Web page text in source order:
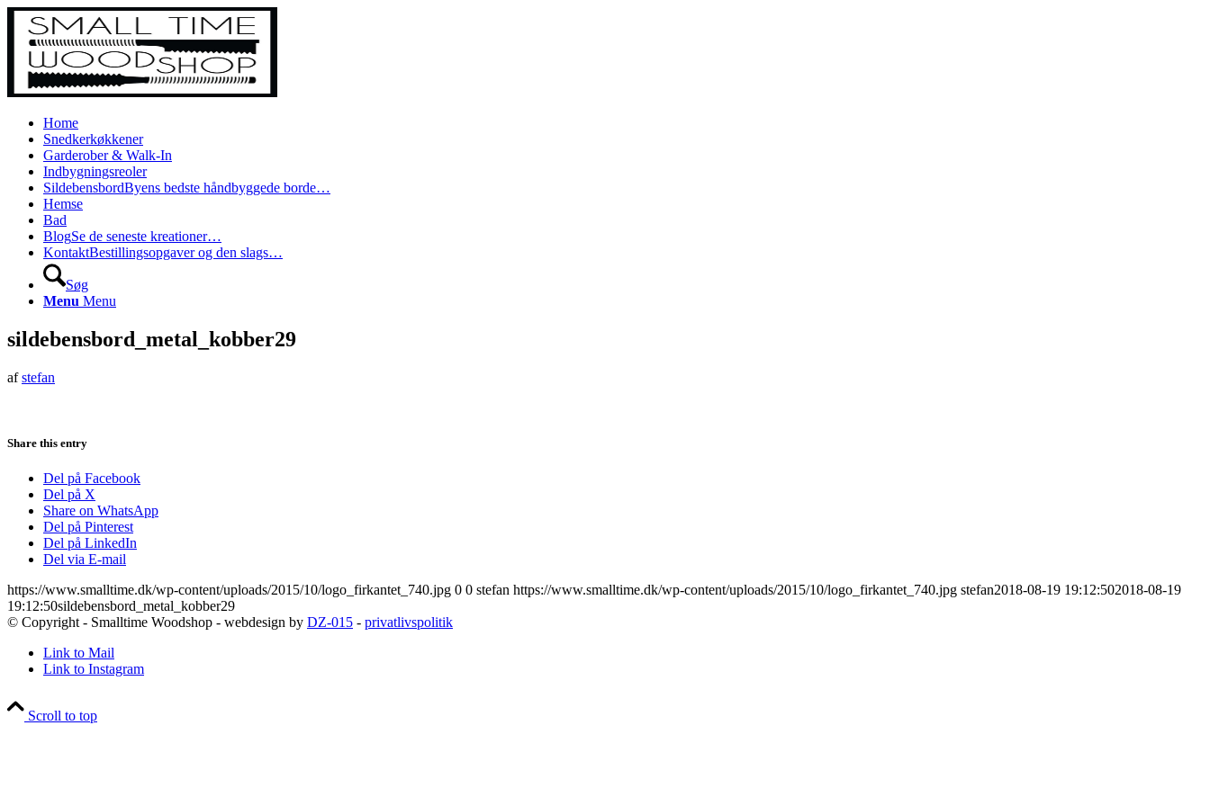
Home
Snedkerkøkkener
Garderober & Walk-In
Indbygningsreoler
SildebensbordByens bedste håndbyggede borde…
Hemse
Bad
BlogSe de seneste kreationer…
KontaktBestillingsopgaver og den slags…
Søg
Menu Menu
sildebensbord_metal_kobber29
afstefan
Share this entry
Del på Facebook
Del på X
Share on WhatsApp
Del på Pinterest
Del på LinkedIn
Del via E-mail
https://www.smalltime.dk/wp-content/uploads/2015/10/logo_firkantet_740.jpg 0 0 stefan https://www.smalltime.dk/wp-content/uploads/2015/10/logo_firkantet_740.jpg stefan2018-08-19 19:12:502018-08-19
19:12:50sildebensbord_metal_kobber29
© Copyright - Smalltime Woodshop - webdesign by DZ-015 - privatlivspolitik
Link to Mail
Link to Instagram
Scroll to top